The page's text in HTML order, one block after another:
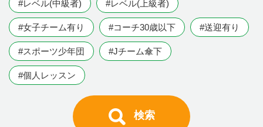
#レベル(中級者) #レベル(上級者)
#女子チーム有り #コーチ30歳以下 #送迎有り
#スポーツ少年団 #Jチーム傘下
#個人レッスン
検索